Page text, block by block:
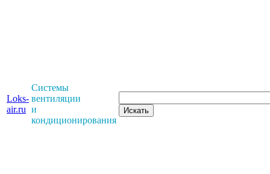
Loks-
air.ru
Системы
вентиляции
и
кондиционирования